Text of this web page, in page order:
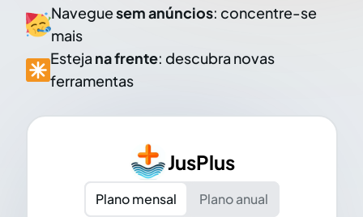
Naveguesem anúncios: concentre-se
mais
Esteja na frente: descubra novas
ferramentas
JusPlus
Plano mensal
Plano anual